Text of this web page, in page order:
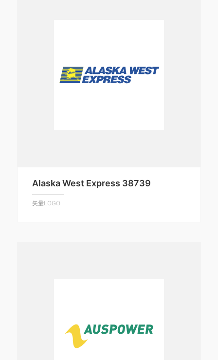
Alaska West Express 38739
矢量LOGO